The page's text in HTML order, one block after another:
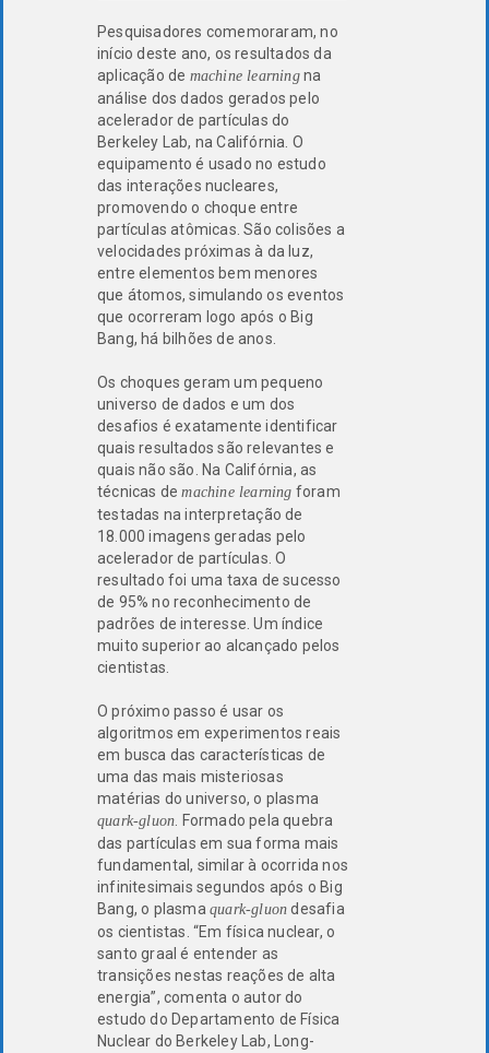
Pesquisadores comemoraram, no
início deste ano, os resultados da
aplicação de machine learningna
análise dos dados gerados pelo
acelerador de partículas do
Berkeley Lab, na Califórnia. O
equipamento é usado no estudo
das interações nucleares,
promovendo o choque entre
partículas atômicas. São colisões a
velocidades próximas à da luz,
entre elementos bem menores
que átomos, simulando os eventos
que ocorreram logo após o Big
Bang, há bilhões de anos.
Os choques geram um pequeno
universo de dados e um dos
desafios é exatamente identificar
quais resultados são relevantes e
quais não são. Na Califórnia, as
técnicas demachine learning foram
testadas na interpretação de
18.000 imagens geradas pelo
acelerador de partículas. O
resultado foi uma taxa de sucesso
de 95% no reconhecimento de
padrões de interesse. Um índice
muito superior ao alcançado pelos
cientistas.
O próximo passo é usar os
algoritmos em experimentos reais
em busca das características de
uma das mais misteriosas
matérias do universo, o plasma
quark-gluon. Formado pela quebra
das partículas em sua forma mais
fundamental, similar à ocorrida nos
infinitesimais segundos após o Big
Bang, o plasma quark-gluon desafia
os cientistas. “Em física nuclear, o
santo graal é entender as
transições nestas reações de alta
energia”, comenta o autor do
estudo do Departamento de Física
Nuclear do Berkeley Lab, Long-